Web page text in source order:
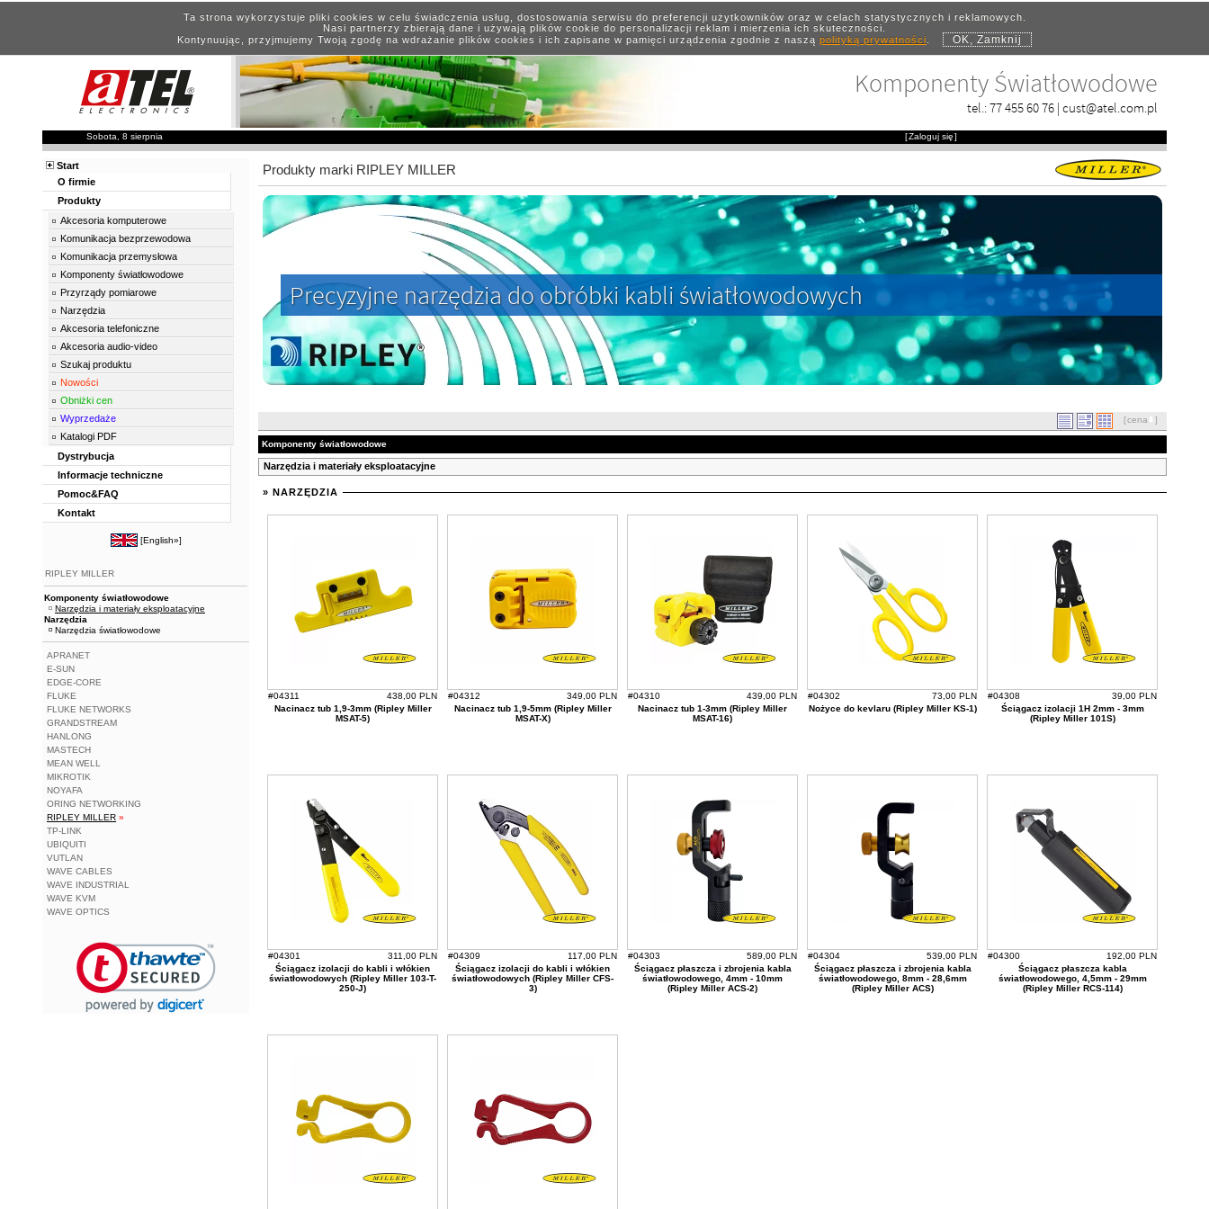
Ta strona wykorzystuje pliki cookies w celu świadczenia usług, dostosowania serwisu do preferencji użytkowników oraz w celach statystycznych i reklamowych.
Nasi partnerzy zbierają dane i używają plików cookie do personalizacji reklam i mierzenia ich skuteczności.
Kontynuując, przyjmujemy Twoją zgodę na wdrażanie plików cookies i ich zapisane w pamięci urządzenia zgodnie z naszą polityką prywatności. OK, Zamknij
Komponenty Światłowodowe
tel.:77 455 60 76 | cust@atel.com.pl
Sobota, 8 sierpnia [Zaloguj się]
Produkty marki RIPLEY MILLER
Precyzyjne narzędzia do obróbki kabli światłowodowych
[cena ]
Komponenty światłowodowe
Narzędzia i materiały eksploatacyjne
» NARZĘDZIA
#04311
438,00 PLN
Nacinacz tub 1,9-3mm (Ripley Miller
MSAT-5)
#04312
349,00 PLN
Nacinacz tub 1,9-5mm (Ripley Miller
MSAT-X)
#04310
439,00 PLN
Nacinacz tub 1-3mm (Ripley Miller
MSAT-16)
#04302
73,00 PLN
Nożyce do kevlaru (Ripley Miller KS-1)
#04308
39,00 PLN
Ściągacz izolacji 1H 2mm - 3mm
(Ripley Miller 101S)
#04301
311,00 PLN
Ściągacz izolacji do kabli i włókien
światłowodowych (Ripley Miller 103-T-
250-J)
#04309
117,00 PLN
Ściągacz izolacji do kabli i włókien
światłowodowych (Ripley Miller CFS-
3)
#04303
589,00 PLN
Ściągacz płaszcza i zbrojenia kabla
światłowodowego, 4mm - 10mm
(Ripley Miller ACS-2)
#04304
539,00 PLN
Ściągacz płaszcza i zbrojenia kabla
światłowodowego, 8mm - 28,6mm
(Ripley Miller ACS)
#04300
192,00 PLN
Ściągacz płaszcza kabla
światłowodowego, 4,5mm - 29mm
(Ripley Miller RCS-114)
Start
O firmie
Produkty
Akcesoria komputerowe
Komunikacja bezprzewodowa
Komunikacja przemysłowa
Komponenty światłowodowe
Przyrządy pomiarowe
Narzędzia
Akcesoria telefoniczne
Akcesoria audio-video
Szukaj produktu
Nowości
Obniżki cen
Wyprzedaże
Katalogi PDF
Dystrybucja
Informacje techniczne
Pomoc&FAQ
Kontakt
[English»]
RIPLEY MILLER
Komponenty światłowodowe
Narzędzia i materiały eksploatacyjne
Narzędzia
Narzędzia światłowodowe
APRANET
E-SUN
EDGE-CORE
FLUKE
FLUKE NETWORKS
GRANDSTREAM
HANLONG
MASTECH
MEAN WELL
MIKROTIK
NOYAFA
ORING NETWORKING
RIPLEY MILLER »
TP-LINK
UBIQUITI
VUTLAN
WAVE CABLES
WAVE INDUSTRIAL
WAVE KVM
WAVE OPTICS